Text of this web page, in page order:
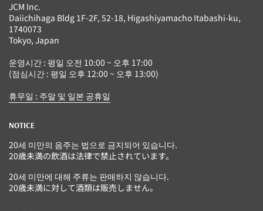
JCM Inc.
Daiichihaga Bldg 1F-2F, 52-18, Higashiyamacho Itabashi-ku,
1740073
Tokyo, Japan
운영시간 : 평일 오전 10:00 ~ 오후 17:00
(점심시간 : 평일 오후 12:00 ~ 오후 13:00)
휴무일 : 주말 및 일본 공휴일
NOTICE
20세 미만의 음주는 법으로 금지되어 있습니다.
20歳未満の飲酒は法律で禁止されています。
20세 미만에 대해 주류는 판매하지 않습니다.
20歳未満に対して酒類は販売しません。